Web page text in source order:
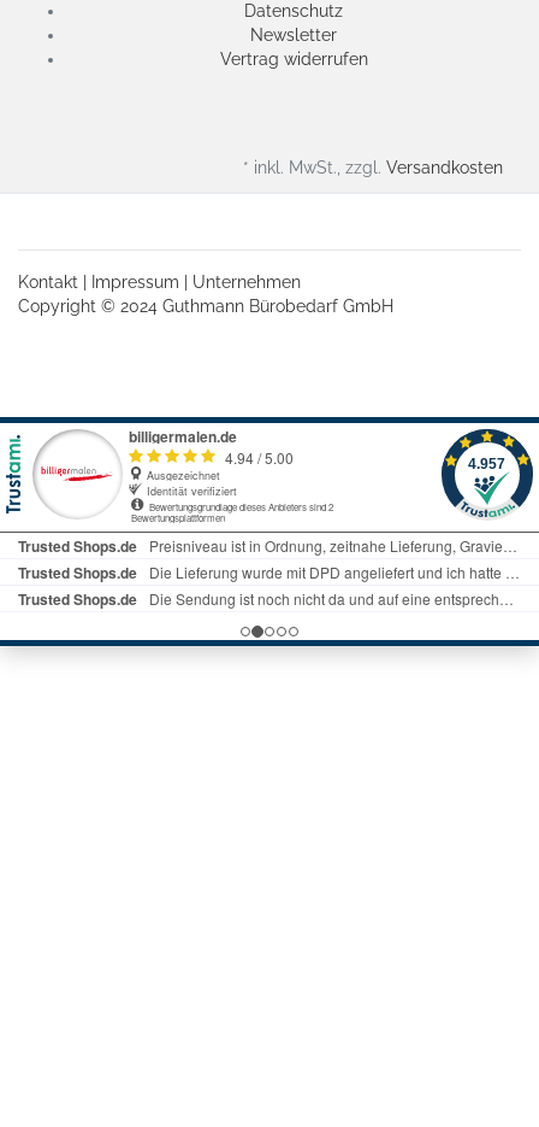
Datenschutz
Newsletter
Vertrag widerrufen
* inkl. MwSt., zzgl. Versandkosten
Kontakt Impressum
Unternehmen
Copyright © 2024 Guthmann Bürobedarf GmbH